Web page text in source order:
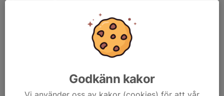
Godkänn kakor